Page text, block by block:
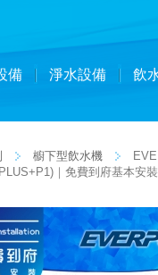
備 淨水設備 飲
櫥下型飲水機
｜免費到府基本安裝